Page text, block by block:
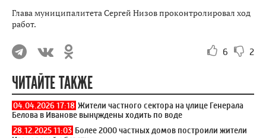
Глава муниципалитета Сергей Низов проконтролировал ход
работ.
6 2
ЧИТАЙТЕ ТАКЖЕ
04.04.2026 17:18 Жители частного сектора на улице Генерала
Белова в Иванове вынуждены ходить по воде
28.12.2025 11:03 Более 2000 частных домов построили жители